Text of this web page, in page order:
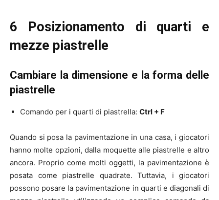
6 Posizionamento di quarti e
mezze piastrelle
Cambiare la dimensione e la forma delle
piastrelle
Comando per i quarti di piastrella: Ctrl + F
Quando si posa la pavimentazione in una casa, i giocatori
hanno molte opzioni, dalla moquette alle piastrelle e altro
ancora. Proprio come molti oggetti, la pavimentazione è
posata come piastrelle quadrate. Tuttavia, i giocatori
possono posare la pavimentazione in quarti e diagonali di